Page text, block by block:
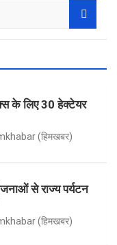
t T
b
के लिए 30 हेक्टेयर
(हिमखबर)
से राज्य पर्यटन
(हिमखबर)